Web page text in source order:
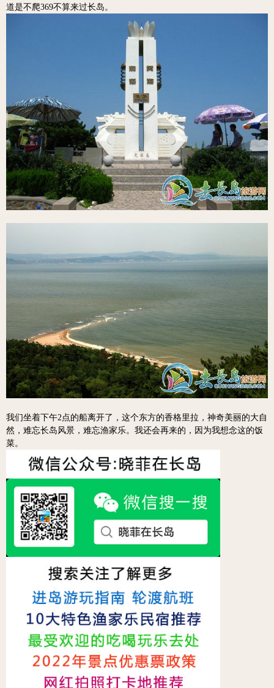
道是不爬369不算来过长岛。
我们坐着下午2点的船离开了，这个东方的香格里拉，神奇美丽的大自
然，难忘长岛风景，难忘渔家乐。我还会再来的，因为我想念这的饭
菜。